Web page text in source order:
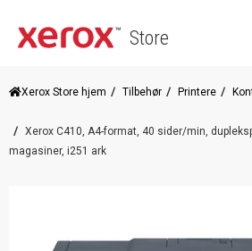
Store
Xerox Store hjem Tilbehør Printere
Xerox C410, A4-format, 40 sider/min,
magasiner, i251 ark